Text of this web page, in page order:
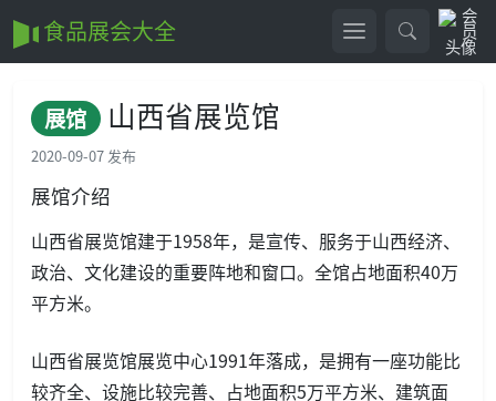
食品展会大全
展馆 山西省展览馆
2020-09-07 发布
展馆介绍
山西省展览馆建于1958年，是宣传、服务于山西经济、
政治、文化建设的重要阵地和窗口。全馆占地面积40万
平方米。
山西省展览馆展览中心1991年落成，是拥有一座功能比
较齐全、设施比较完善、占地面积5万平方米、建筑面